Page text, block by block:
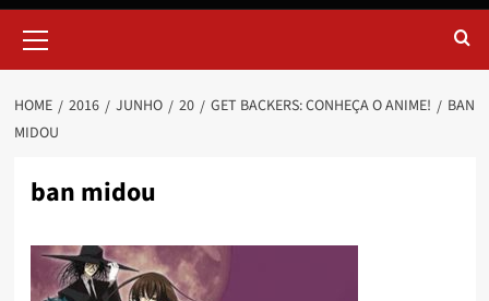
HOME 2016 JUNHO 20 GET BACKERS: CONHEÇA O ANIME!
BAN
MIDOU
ban midou